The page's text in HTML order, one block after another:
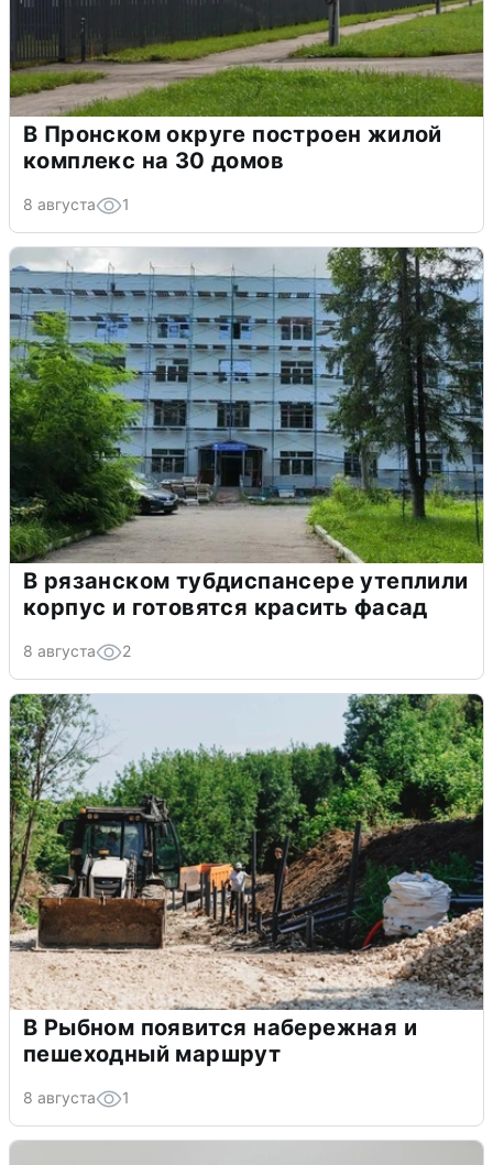
В Пронском округе построен жилой
комплекс на 30 домов
8 августа 1
В рязанском тубдиспансере утеплили
корпус и готовятся красить фасад
8 августа 2
В Рыбном появится набережная и
пешеходный маршрут
8 августа 1